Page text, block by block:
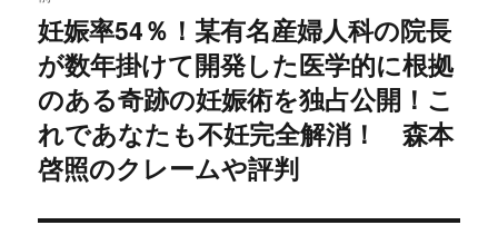
稿
ナ
ビ
ゲ
ー
過
去
の
投
稿:
妊娠率54％！某有名産婦人科の院長
が数年掛けて開発した医学的に根拠
のある奇跡の妊娠術を独占公開！こ
れであなたも不妊完全解消！ 森本
啓照のクレームや評判